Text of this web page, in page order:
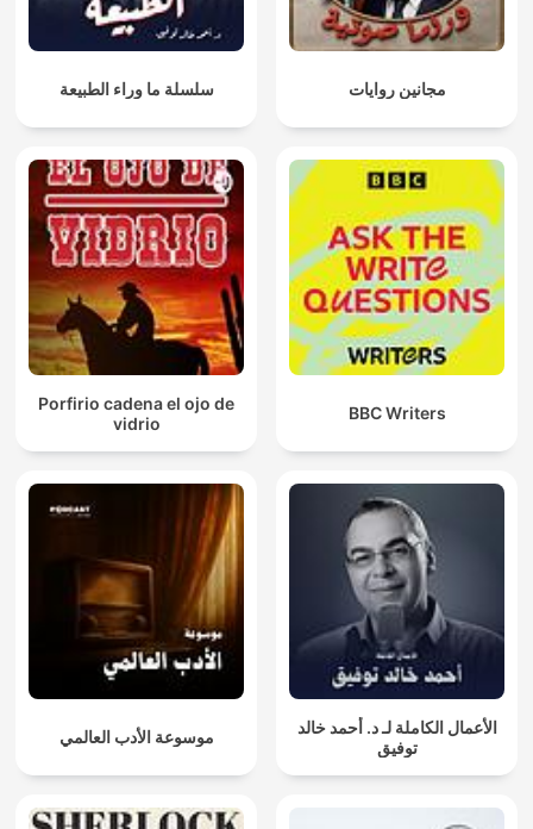
سلسلة ما وراء الطبيعة مجانين روايات
Porfirio cadena el ojo de
vidrio
BBC Writers
موسوعة الأدب العالمي
الأعمال الكاملة لـ د. أحمد خالد
توفيق